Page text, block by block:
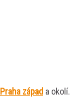
Praha západ a okolí.